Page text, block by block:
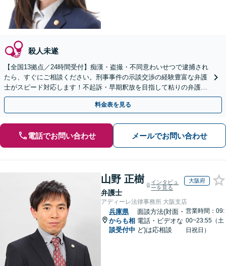
殺人未遂
【全国13拠点／24時間受付】痴漢・盗撮・不同意わいせつで逮捕され
たら、すぐにご相談ください。刑事事件の示談交渉の経験豊富な弁護
士がスピード対応します！不起訴・早期釈放を目指して粘りの弁護活
動を行います。
料金表を見る
電話でお問い合わせ メールでお問い合わせ
山野 正樹
弁護士
インタビュ
ーを見る
大阪府
アディーレ法律事務所 大阪支店
兵庫県
からも相
談受付中
面談方法(対面・
電話・ビデオな
ど)は応相談
営業時間：09:
00~23:55（土
日祝日）